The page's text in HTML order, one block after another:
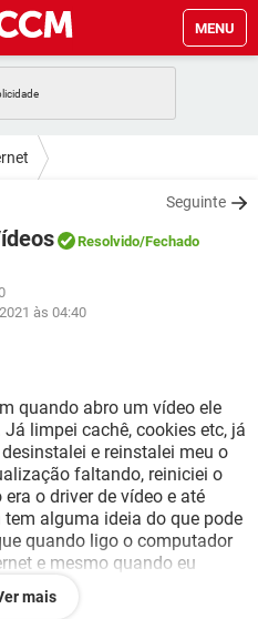
MENU
FACEBOOK
GMAIL
WHATSAPP
WHATSAPP
EXCEL
GMAIL
EXCEL
GMAIL
Seguinte
Resolvido/Fechado
às 04:40
quando abro um vídeo ele
limpei cachê, cookies etc, já
e reinstalei meu o
faltando, reiniciei o
o driver de vídeo e até
alguma ideia do que pode
quando ligo o computador
e mesmo quando eu
no dia seguinte
caixa não está mais
mais